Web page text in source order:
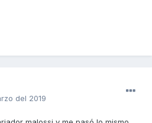
del 2019